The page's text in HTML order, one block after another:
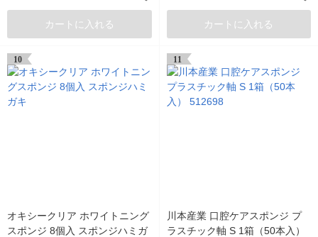
カートに入れる カートに入れる
10
オキシークリア ホワイトニング
スポンジ 8個入 スポンジハミガ
11
川本産業 口腔ケアスポンジ プ
ラスチック軸 S 1箱（50本入）